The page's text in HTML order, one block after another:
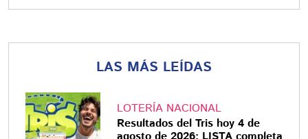
LAS MÁS LEÍDAS
LOTERÍA NACIONAL
Resultados del Tris hoy 4 de